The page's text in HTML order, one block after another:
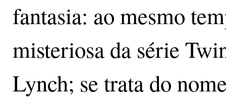
fantasia: ao mesmo
misteriosa da série
Lynch; se trata do